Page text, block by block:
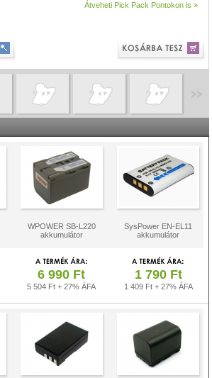
Átveheti Pick Pack Pontokon is »
WPOWER SB-L220
akkumulátor
SysPower EN-EL11
akkumulátor
6 990 Ft
5 504 Ft + 27% ÁFA
1 790 Ft
1 409 Ft + 27% ÁFA